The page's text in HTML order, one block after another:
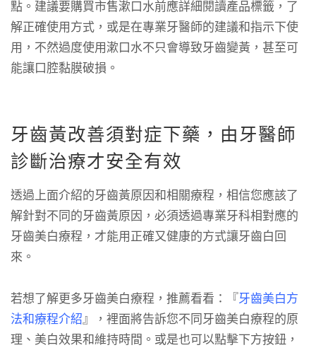
點。建議要購買市售漱口水前應詳細閱讀產品標籤，了
解正確使用方式，或是在專業牙醫師的建議和指示下使
用，不然過度使用漱口水不只會導致牙齒變黃，甚至可
能讓口腔黏膜破損。
牙齒黃改善須對症下藥，由牙醫師
診斷治療才安全有效
透過上面介紹的牙齒黃原因和相關療程，相信您應該了
解針對不同的牙齒黃原因，必須透過專業牙科相對應的
牙齒美白療程，才能用正確又健康的方式讓牙齒白回
來。
若想了解更多牙齒美白療程，推薦看看：『牙齒美白方
法和療程介紹』，裡面將告訴您不同牙齒美白療程的原
理、美白效果和維持時間。或是也可以點擊下方按鈕，